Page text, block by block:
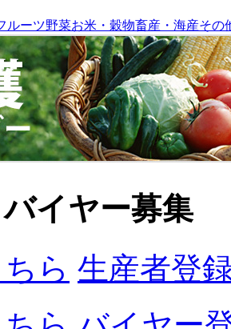
ルーツ野菜お米・穀物畜産・海産その
イヤー募集
ら 生産者登